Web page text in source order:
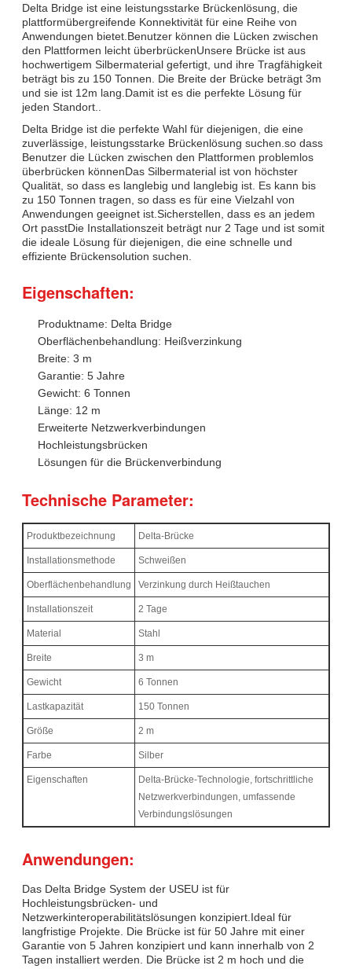
Delta Bridge ist eine leistungsstarke Brückenlösung, die
plattformübergreifende Konnektivität für eine Reihe von
Anwendungen bietet.Benutzer können die Lücken zwischen
den Plattformen leicht überbrückenUnsere Brücke ist aus
hochwertigem Silbermaterial gefertigt, und ihre Tragfähigkeit
beträgt bis zu 150 Tonnen. Die Breite der Brücke beträgt 3m
und sie ist 12m lang.Damit ist es die perfekte Lösung für
jeden Standort..
Delta Bridge ist die perfekte Wahl für diejenigen, die eine
zuverlässige, leistungsstarke Brückenlösung suchen.so dass
Benutzer die Lücken zwischen den Plattformen problemlos
überbrücken könnenDas Silbermaterial ist von höchster
Qualität, so dass es langlebig und langlebig ist. Es kann bis
zu 150 Tonnen tragen, so dass es für eine Vielzahl von
Anwendungen geeignet ist.Sicherstellen, dass es an jedem
Ort passtDie Installationszeit beträgt nur 2 Tage und ist somit
die ideale Lösung für diejenigen, die eine schnelle und
effiziente Brückensolution suchen.
Eigenschaften:
Produktname: Delta Bridge
Oberflächenbehandlung: Heißverzinkung
Breite: 3 m
Garantie: 5 Jahre
Gewicht: 6 Tonnen
Länge: 12 m
Erweiterte Netzwerkverbindungen
Hochleistungsbrücken
Lösungen für die Brückenverbindung
Technische Parameter:
Produktbezeichnung Delta-Brücke
Installationsmethode Schweißen
Oberflächenbehandlung Verzinkung durch Heißtauchen
Installationszeit 2 Tage
Material Stahl
Breite 3 m
Gewicht 6 Tonnen
Lastkapazität 150 Tonnen
Größe 2 m
Farbe Silber
Eigenschaften
Delta-Brücke-Technologie, fortschrittliche
Netzwerkverbindungen, umfassende
Verbindungslösungen
Anwendungen:
Das Delta Bridge System der USEU ist für
Hochleistungsbrücken- und
Netzwerkinteroperabilitätslösungen konzipiert.Ideal für
langfristige Projekte. Die Brücke ist für 50 Jahre mit einer
Garantie von 5 Jahren konzipiert und kann innerhalb von 2
Tagen installiert werden. Die Brücke ist 2 m hoch und die